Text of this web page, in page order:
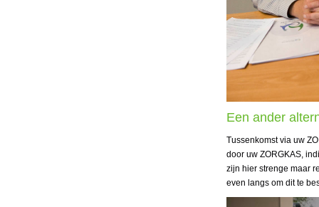
Een ander
Tussenkomst via uw
door uw ZORGKAS,
zijn hier strenge maar
even langs om dit te